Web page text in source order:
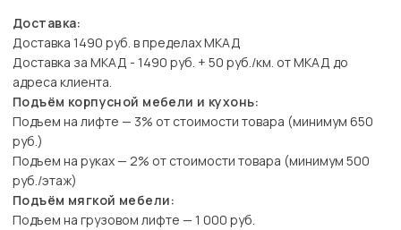
Доставка:
Доставка 1490 руб. в пределах МКАД
Доставка за МКАД - 1490 руб. + 50 руб./км. от МКАД до
адреса клиента.
Подъём корпусной мебели и кухонь:
Подъем на лифте — 3% от стоимости товара (минимум 650
руб.)
Подъем на руках — 2% от стоимости товара (минимум 500
руб./этаж)
Подъём мягкой мебели:
Подъем на грузовом лифте — 1 000 руб.